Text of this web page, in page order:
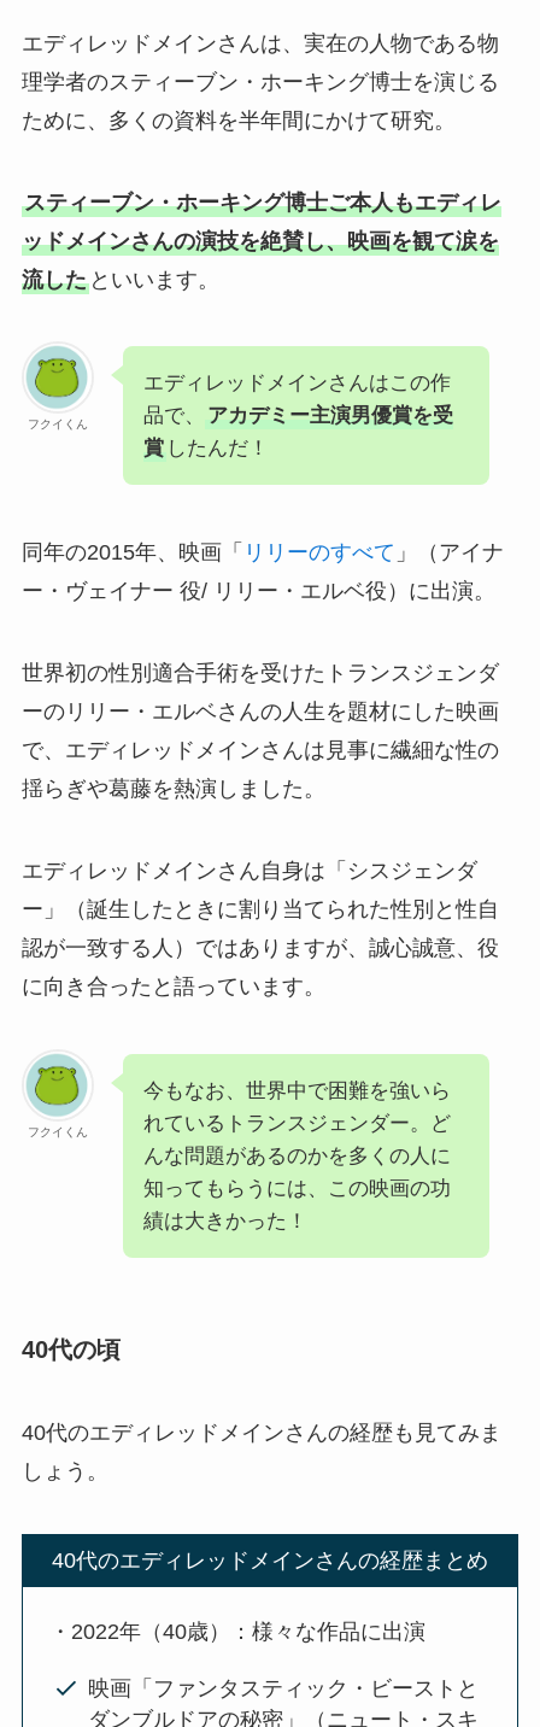
エディレッドメインさんは、実在の人物である物
理学者のスティーブン・ホーキング博士を演じる
ために、多くの資料を半年間にかけて研究。
スティーブン・ホーキング博士ご本人もエディレ
ッドメインさんの演技を絶賛し、映画を観て涙を
流したといいます。
フクイくん
エディレッドメインさんはこの作
品で、
アカデミー主演男優賞を受
賞 したんだ！
同年の2015年、映画「 リリーのすべて 」（アイナ
ー・ヴェイナー 役/ リリー・エルベ役）に出演。
世界初の性別適合手術を受けたトランスジェンダ
ーのリリー・エルベさんの人生を題材にした映画
で、エディレッドメインさんは見事に繊細な性の
揺らぎや葛藤を熱演しました。
エディレッドメインさん自身は「シスジェンダ
ー」（誕生したときに割り当てられた性別と性自
認が一致する人）ではありますが、誠心誠意、役
に向き合ったと語っています。
フクイくん
今もなお、世界中で困難を強いら
れているトランスジェンダー。ど
んな問題があるのかを多くの人に
知ってもらうには、この映画の功
績は大きかった！
40代の頃
40代のエディレッドメインさんの経歴も見てみま
しょう。
40代のエディレッドメインさんの経歴まとめ
・2022年（40歳）：様々な作品に出演
映画「ファンタスティック・ビーストと
ダンブルドアの秘密」（ニュート・スキ